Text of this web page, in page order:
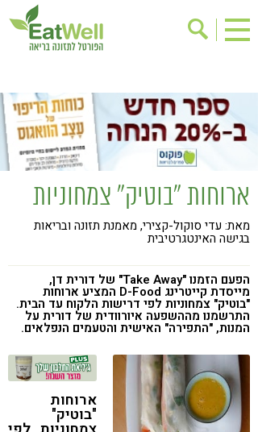
בישול בריא
אינדקס עסקים
ריפוי ומניעת מחלות
בריאות האישה
מתכוני בריאות
אירועים
שינוי תזונתי
גישות בתזונה
דיאטה
ילדים
תזונה וספורט
הפרעות קשב & ריכוז
אכילה רגשית
קורונה
טבעונות
ארוחות "בוטיק" צמחוניות
מאת: עדי סוקול-קצירי, מאמנת תזונה ובריאות
בגישה האינטגרטיבית
הפעם הזמנו "Take Away" של דורית דן,
מייסדת קייטרינג D-Food המציע ארוחות
"בוטיק" צמחוניות לפי דרישות הלקוח עד הבית.
התרשמנו מההשפעה איורוודית של דורית על
המנות, "התפירה" האישית והטעמים הנפלאים.
ארוחות
"בוטיק"